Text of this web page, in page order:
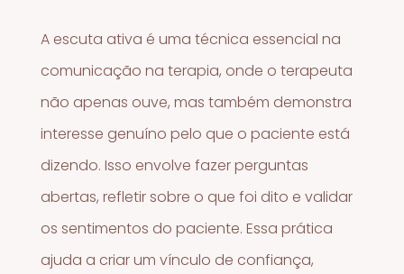
A escuta ativa é uma técnica essencial na
comunicação na terapia, onde o terapeuta
não apenas ouve, mas também demonstra
interesse genuíno pelo que o paciente está
dizendo. Isso envolve fazer perguntas
abertas, refletir sobre o que foi dito e validar
os sentimentos do paciente. Essa prática
ajuda a criar um vínculo de confiança,